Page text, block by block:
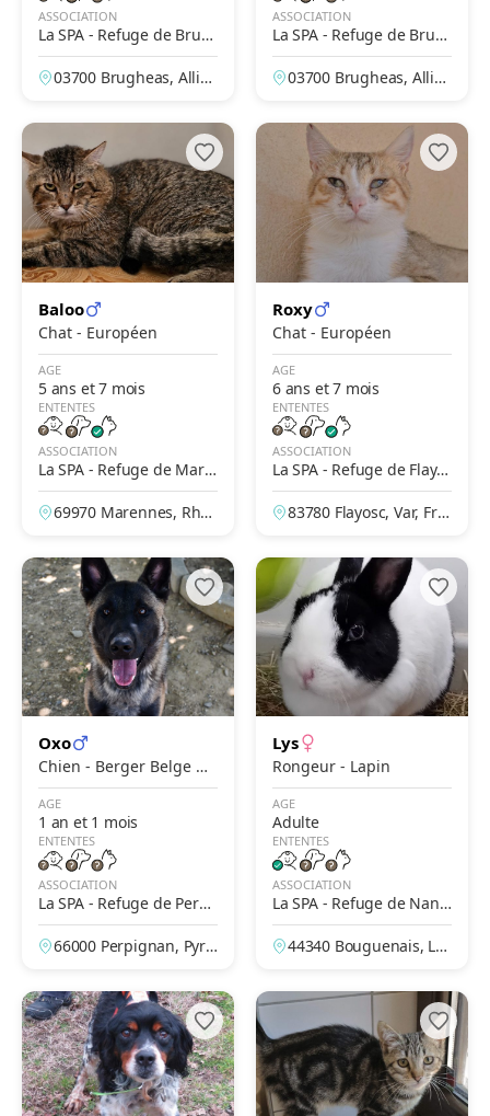
ASSOCIATION
La SPA - Refuge de Brug
heas – Vichy
03700 Brugheas, Allier,
ASSOCIATION
La SPA - Refuge de Brug
heas – Vichy
03700 Brugheas, Allier,
Baloo
Chat - Européen
AGE
5 ans et 7 mois
ENTENTES
ASSOCIATION
La SPA - Refuge de Mare
nnes – Lyon
69970 Marennes, Rhô
Roxy
Chat - Européen
AGE
6 ans et 7 mois
ENTENTES
ASSOCIATION
La SPA - Refuge de Flayo
sc – Draguignan
83780 Flayosc, Var, Fra
Oxo
Chien - Berger Belge M
alinois
AGE
1 an et 1 mois
ENTENTES
ASSOCIATION
La SPA - Refuge de Perpi
gnan
66000 Perpignan, Pyré
e
Lys
Rongeur - Lapin
AGE
Adulte
ENTENTES
ASSOCIATION
La SPA - Refuge de Nant
es-Bouguenais
44340 Bouguenais, Loi